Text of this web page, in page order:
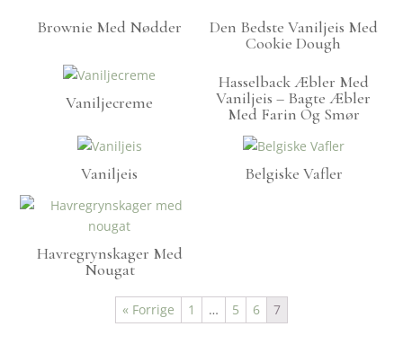
Brownie Med Nødder
Den Bedste Vaniljeis Med
Cookie Dough
Vaniljecreme
Hasselback Æbler Med
Vaniljeis – Bagte Æbler
Med Farin Og Smør
Vaniljeis Belgiske Vafler
Havregrynskager Med
Nougat
« Forrige 1 … 5 6 7